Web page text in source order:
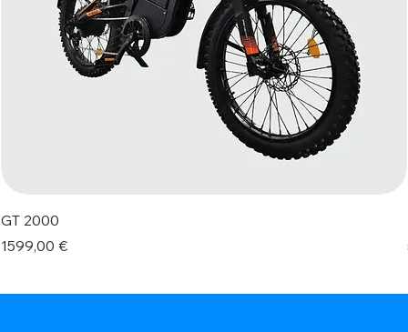
GT 2000
Prezzo
1599,00 €